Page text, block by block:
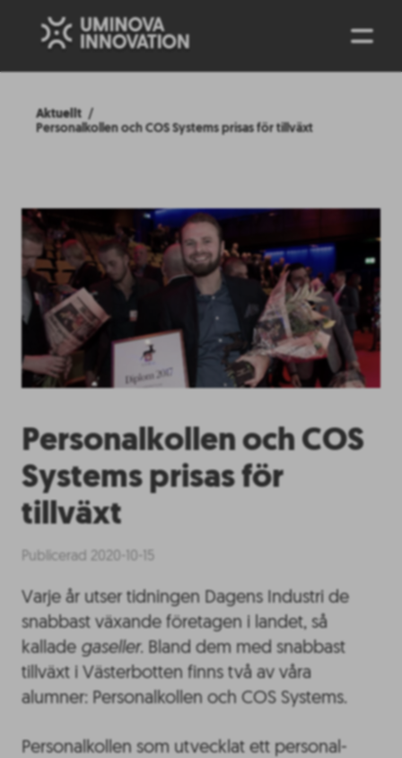
Aktuellt
Personalkollen och COS Systems prisas för tillväxt
Personalkollen och COS
Systems prisas för
tillväxt
Publicerad 2020-10-15
Varje år utser tidningen Dagens Industri de
snabbast växande företagen i landet, så
kallade gaseller. Bland dem med snabbast
tillväxt i Västerbotten finns två av våra
alumner: Personalkollen och COS Systems.
Personalkollen som utvecklat ett personal-